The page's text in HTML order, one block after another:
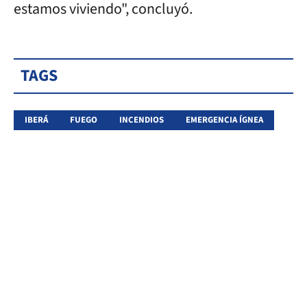
estamos viviendo", concluyó.
TAGS
IBERÁ FUEGO INCENDIOS EMERGENCIA ÍGNEA